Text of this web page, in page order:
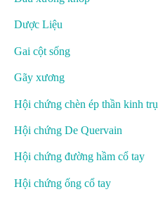
Dược Liệu
Gai cột sống
Gãy xương
Hội chứng chèn ép thần kinh trụ
Hội chứng De Quervain
Hội chứng đường hầm cổ tay
Hội chứng ống cổ tay